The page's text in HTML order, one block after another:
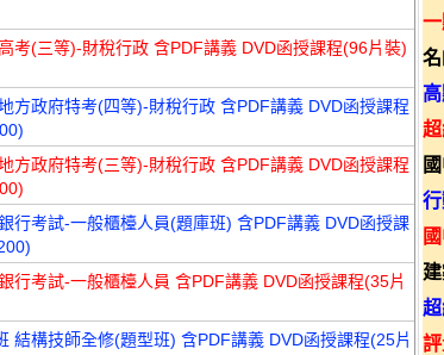
考(三等)-財稅行政 含PDF講義 DVD函授課程(96片裝)
方政府特考(四等)-財稅行政 含PDF講義 DVD函授課程
方政府特考(三等)-財稅行政 含PDF講義 DVD函授課程
行考試-一般櫃檯人員(題庫班) 含PDF講義 DVD函授課
行考試-一般櫃檯人員 含PDF講義 DVD函授課程(35片
結構技師全修(題型班) 含PDF講義 DVD函授課程(25片